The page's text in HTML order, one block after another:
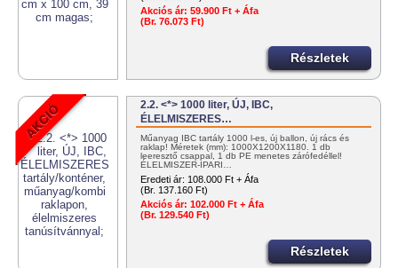
Akciós ár: 59.900 Ft + Áfa
(Br. 76.073 Ft)
Részletek
2.2. <*> 1000 liter, ÚJ, IBC,
ÉLELMISZERES…
Műanyag IBC tartály 1000 l-es, új ballon, új rács és
raklap! Méretek (mm): 1000X1200X1180. 1 db
leeresztő csappal, 1 db PE menetes zárófedéllel!
ÉLELMISZER-IPARI…
Eredeti ár: 108.000 Ft + Áfa
(Br. 137.160 Ft)
Akciós ár: 102.000 Ft + Áfa
(Br. 129.540 Ft)
Részletek